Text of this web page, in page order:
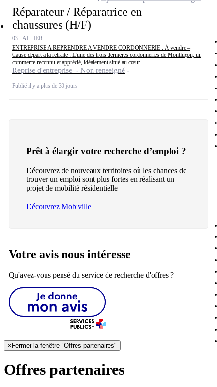
Réparateur / Réparatrice en
chaussures (H/F)
03 - ALLIER
ENTREPRISE A REPRENDRE A VENDRE CORDONNERIE : À vendre –
Cause départ à la retraite : L’une des trois dernières cordonneries de Montluçon, un
commerce reconnu et apprécié, idéalement situé au cœur...
Reprise d'entreprise - Non renseigné
Publié il y a plus de 30 jours
Prêt à élargir votre recherche d’emploi ?
Découvrez de nouveaux territoires où les chances de
trouver un emploi sont plus fortes en réalisant un
projet de mobilité résidentielle
Découvrez Mobiville
Votre avis nous intéresse
Qu'avez-vous pensé du service de recherche d'offres ?
× Fermer la fenêtre "Offres partenaires"
Offres partenaires